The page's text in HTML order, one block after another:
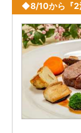
◆8/10から『2